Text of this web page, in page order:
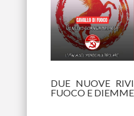
DUE NUOVE
FUOCO E